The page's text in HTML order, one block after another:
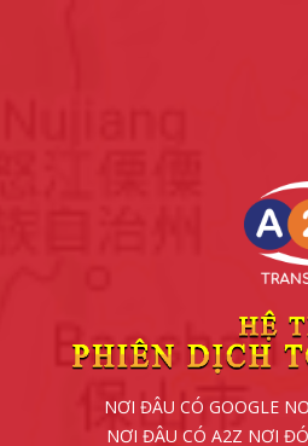
NƠI ĐÂU CÓ GOOGLE
NƠI ĐÂU CÓ A2Z NƠI